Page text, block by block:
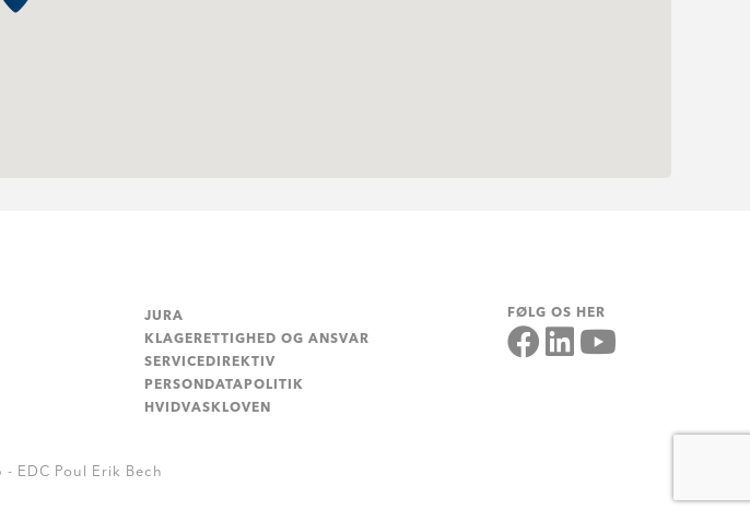
JURA
KLAGERETTIGHED OG ANSVAR
SERVICEDIREKTIV
PERSONDATAPOLITIK
HVIDVASKLOVEN
FØLG OS HER
EDC Poul Erik Bech